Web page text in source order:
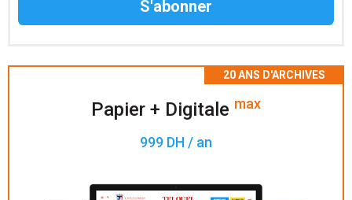
Papier + Digitale max
999 DH / an